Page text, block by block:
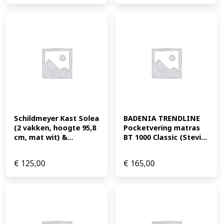
Schildmeyer Kast Solea
(2 vakken, hoogte 95,8
cm, mat wit) &...
€ 125,00
BADENIA TRENDLINE
Pocketvering matras
BT 1000 Classic (Stevi...
€ 165,00